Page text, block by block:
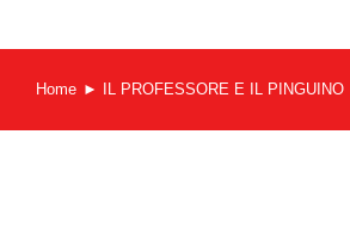
Home IL PROFESSORE E IL PINGUINO